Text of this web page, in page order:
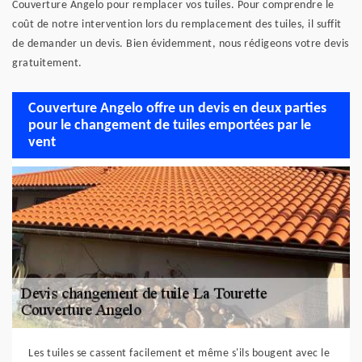
Couverture Angelo pour remplacer vos tuiles. Pour comprendre le
coût de notre intervention lors du remplacement des tuiles, il suffit
de demander un devis. Bien évidemment, nous rédigeons votre devis
gratuitement.
Couverture Angelo offre un devis en deux parties
pour le changement de tuiles emportées par le
vent
Les tuiles se cassent facilement et même s'ils bougent avec le